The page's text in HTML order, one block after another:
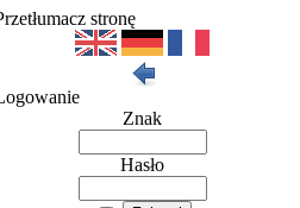
stronę
Znak
Hasło